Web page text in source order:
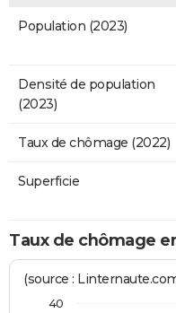
Population (2023)
Densité de population
(2023)
Taux de chômage (2022)
Superficie
Taux de chômage
(source :
40